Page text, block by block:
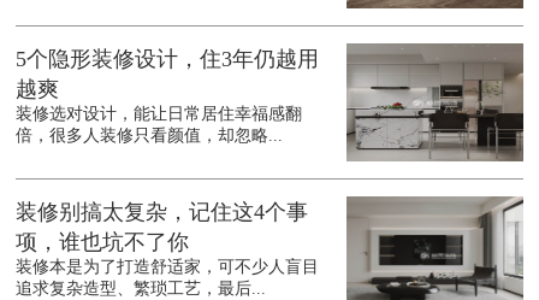
5个隐形装修设计，住3年仍越用
越爽
装修选对设计，能让日常居住幸福感翻
倍，很多人装修只看颜值，却忽略...
装修别搞太复杂，记住这4个事
项，谁也坑不了你
装修本是为了打造舒适家，可不少人盲目
追求复杂造型、繁琐工艺，最后...